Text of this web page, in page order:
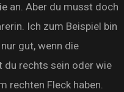
an. Aber du musst doch
Ich zum Beispiel bin
gut, wenn die
rechts sein oder wie
rechten Fleck haben.